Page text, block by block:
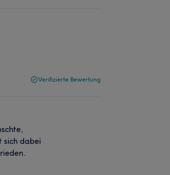
Verifizierte Bewertung
sich dabei